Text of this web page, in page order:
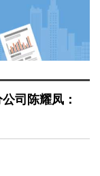
司陈耀凤：